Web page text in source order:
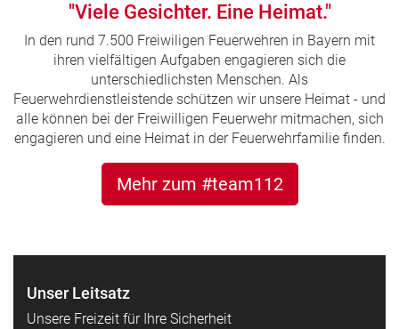
"Viele Gesichter. Eine Heimat."
In den rund 7.500 Freiwiligen Feuerwehren in Bayern mit
ihren vielfältigen Aufgaben engagieren sich die
unterschiedlichsten Menschen. Als
Feuerwehrdienstleistende schützen wir unsere Heimat - und
alle können bei der Freiwilligen Feuerwehr mitmachen, sich
engagieren und eine Heimat in der Feuerwehrfamilie finden.
Mehr zum #team112
Unser Leitsatz
Unsere Freizeit für Ihre Sicherheit